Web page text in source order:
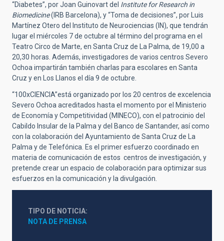
“Diabetes”, por Joan Guinovart del Institute for Research in
Biomedicine(IRB Barcelona), y “Toma de decisiones”, por Luis
Martínez Otero del Instituto de Neurociencias (IN), que tendrán
lugar el miércoles 7 de octubre al término del programa en el
Teatro Circo de Marte, en Santa Cruz de La Palma, de 19,00 a
20,30 horas. Además, investigadores de varios centros Severo
Ochoa impartirán también charlas para escolares en Santa
Cruz y en Los Llanos el día 9 de octubre.
“100xCIENCIA”está organizado por los 20 centros de excelencia
Severo Ochoa acreditados hasta el momento por el Ministerio
de Economía y Competitividad (MINECO), con el patrocinio del
Cabildo Insular de la Palma y del Banco de Santander, así como
con la colaboración del Ayuntamiento de Santa Cruz de La
Palma y de Telefónica. Es el primer esfuerzo coordinado en
materia de comunicación de estos centros de investigación, y
pretende crear un espacio de colaboración para optimizar sus
esfuerzos en la comunicación y la divulgación.
TIPO DE NOTICIA
NOTA DE PRENSA